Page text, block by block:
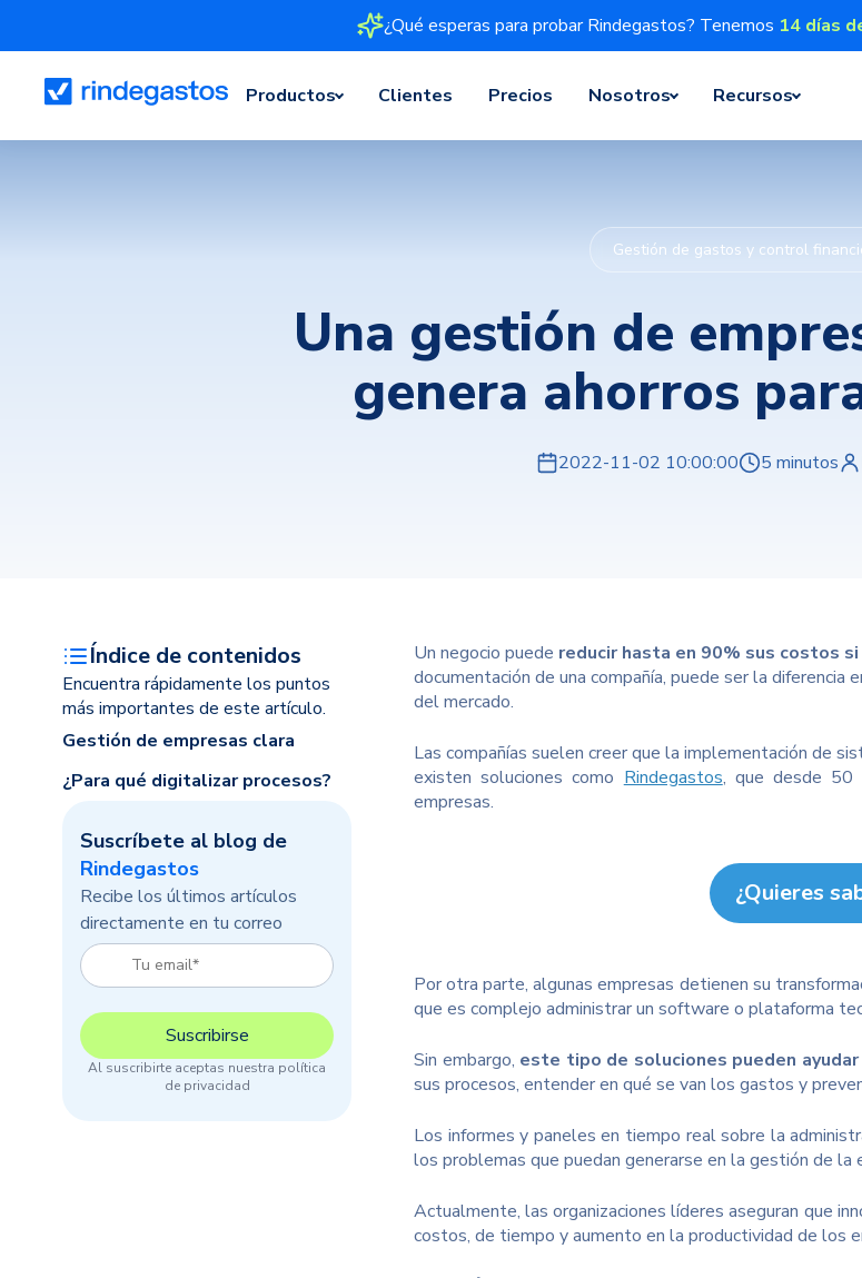
¿Qué esperas para probar Rindegastos? Tenemos 14 días
Productos Clientes Precios Nosotros Recursos
Gestión de gastos y control
Una gestión de
genera ahorros
2022-11-02 10:00:00 5 minutos
Índice de contenidos
Encuentra rápidamente los puntos
más importantes de este artículo.
Gestión de empresas clara
¿Para qué digitalizar procesos?
Suscríbete al blog de
Rindegastos
Recibe los últimos artículos
directamente en tu correo
Al suscribirte aceptas nuestra política
de privacidad
Un negocio puede reducir hasta en 90% sus costos
documentación de una compañía, puede ser la
del mercado.
Las compañías suelen creer que la implementación de
existen soluciones como Rindegastos, que desde 50
empresas.
¿Quieres
Por otra parte, algunas empresas detienen su
que es complejo administrar un software o plataforma
Sin embargo, este tipo de soluciones pueden
sus procesos, entender en qué se van los gastos y
Los informes y paneles en tiempo real sobre la
los problemas que puedan generarse en la gestión de la
Actualmente, las organizaciones líderes aseguran que
costos, de tiempo y aumento en la productividad de los